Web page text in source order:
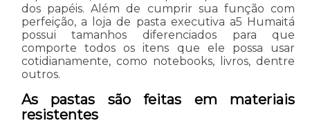
dos papéis. Além de cumprir sua função com
perfeição, a loja de pasta executiva a5 Humaitá
possui tamanhos diferenciados para que
comporte todos os itens que ele possa usar
cotidianamente, como notebooks, livros, dentre
outros.
As pastas são feitas em materiais
resistentes